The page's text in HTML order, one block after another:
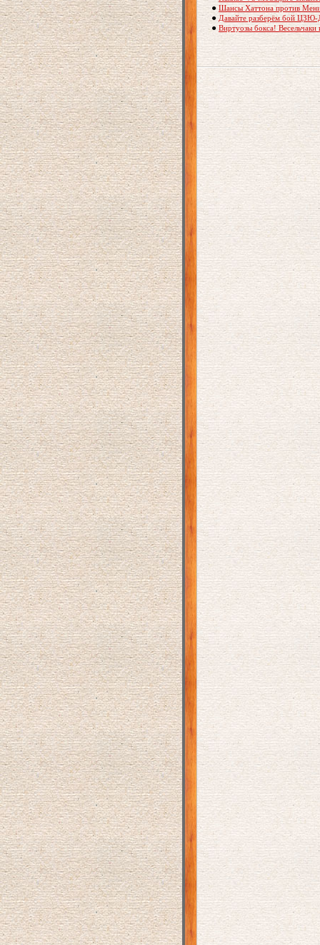
● Шансы Хаттона против
● Давайте разберём бой
● Виртуозы бокса!